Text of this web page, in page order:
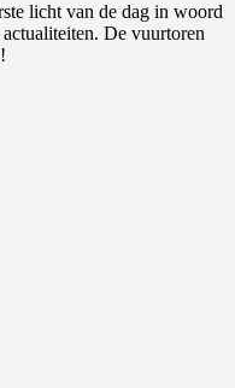
licht van de dag in woord
De vuurtoren